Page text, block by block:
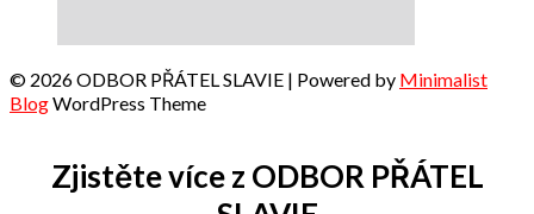
© 2026 ODBOR PŘÁTEL SLAVIE | Powered by Minimalist
BlogWordPress Theme
Zjistěte více z ODBOR PŘÁTEL